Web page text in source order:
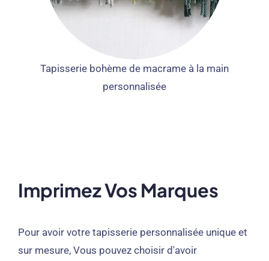
Tapisserie bohème de macrame à la main
personnalisée
Imprimez Vos Marques
Pour avoir votre tapisserie personnalisée unique et
sur mesure, Vous pouvez choisir d'avoir